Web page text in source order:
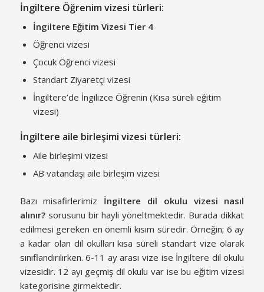
İngiltere Öğrenim vizesi türleri:
İngiltere Eğitim Vizesi Tier 4
Öğrenci vizesi
Çocuk Öğrenci vizesi
Standart Ziyaretçi vizesi
İngiltere’de İngilizce Öğrenin (Kısa süreli eğitim
vizesi)
İngiltere aile birleşimi vizesi türleri:
Aile birleşimi vizesi
AB vatandaşı aile birleşim vizesi
Bazı misafirlerimiz
İngiltere dil okulu vizesi nasıl
alınır?sorusunu bir hayli yöneltmektedir. Burada dikkat
edilmesi gereken en önemli kısım süredir. Örneğin; 6 ay
a kadar olan dil okulları kısa süreli standart vize olarak
sınıflandırılırken. 6-11 ay arası vize ise İngiltere dil okulu
vizesidir. 12 ayı geçmiş dil okulu var ise bu eğitim vizesi
kategorisine girmektedir.